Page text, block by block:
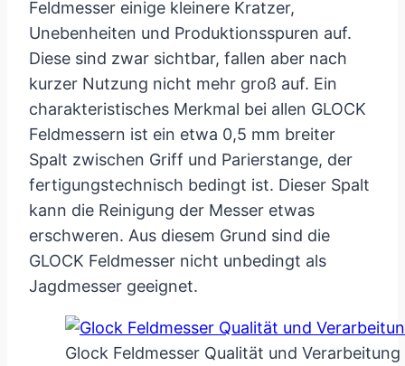
Feldmesser einige kleinere Kratzer,
Unebenheiten und Produktionsspuren auf.
Diese sind zwar sichtbar, fallen aber nach
kurzer Nutzung nicht mehr groß auf. Ein
charakteristisches Merkmal bei allen GLOCK
Feldmessern ist ein etwa 0,5 mm breiter
Spalt zwischen Griff und Parierstange, der
fertigungstechnisch bedingt ist. Dieser Spalt
kann die Reinigung der Messer etwas
erschweren. Aus diesem Grund sind die
GLOCK Feldmesser nicht unbedingt als
Jagdmesser geeignet.
Glock Feldmesser Qualität und Verarbeitung